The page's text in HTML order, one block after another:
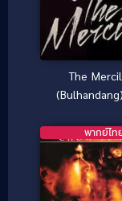
The
(Bulhandang) แก๊งค์
(2017)
พากย์ไท